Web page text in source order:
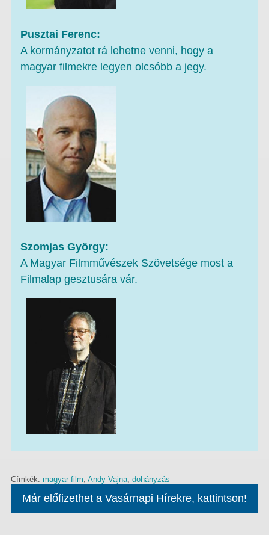
Pusztai Ferenc:
A kormányzatot rá lehetne venni, hogy a
magyar filmekre legyen olcsóbb a jegy.
Szomjas György:
A Magyar Filmművészek Szövetsége most a
Filmalap gesztusára vár.
Címkék: magyar film, Andy Vajna, dohányzás
Már előfizethet a Vasárnapi Hírekre, kattintson!